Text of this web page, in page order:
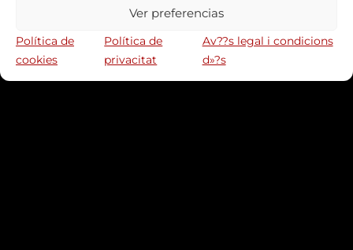
Ver preferencias
Política de
cookies
Política de
privacitat
Av??s legal i condicions
d»?s